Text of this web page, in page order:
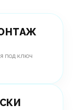
под ключ